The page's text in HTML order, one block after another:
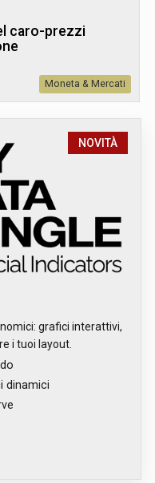
caro-prezzi
Moneta & Mercati
NOVITÀ
grafici interattivi,
i tuoi layout.
dinamici